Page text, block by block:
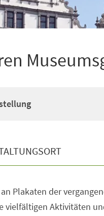
Plakaten der
vielfältigen Aktivitäten